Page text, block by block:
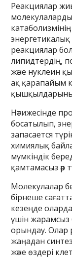
Реакциялар
реакциялар
липидтердің,
және нуклеин
ақ қарапайым
Нәтижесінде
босатылып,
запасается
химиялық
мүмкіндік
қамтамасыз әр
Молекулалар
бірнеше
кезеңде
үшін
орындау. Олар
жаңадан
және өздері